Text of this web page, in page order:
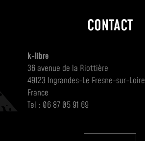
CONTACT
k-libre
36 avenue de la Riottière
49123 Ingrandes-Le Fresne-sur-Loire
France
Tel : 06 87 05 91 69